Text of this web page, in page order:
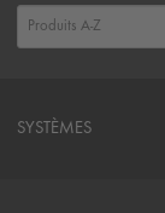
SYSTÈMES